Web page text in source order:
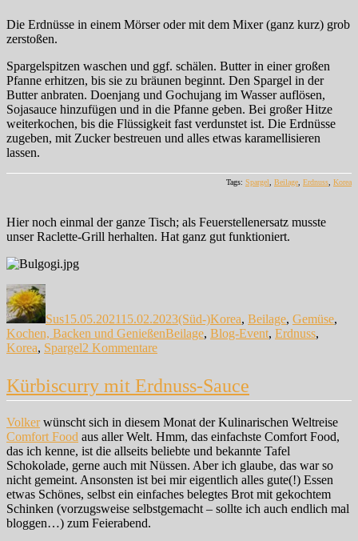
Die Erdnüsse in einem Mörser oder mit dem Mixer (ganz kurz) grob
zerstoßen.
Spargelspitzen waschen und ggf. schälen. Butter in einer großen
Pfanne erhitzen, bis sie zu bräunen beginnt. Den Spargel in der
Butter anbraten. Doenjang und Gochujang im Wasser auflösen,
Sojasauce hinzufügen und in die Pfanne geben. Bei großer Hitze
weiterkochen, bis die Flüssigkeit fast verdunstet ist. Die Erdnüsse
zugeben, mit Zucker bestreuen und alles etwas karamellisieren
lassen.
Tags: Spargel Beilage Erdnuss Korea
Hier noch einmal der ganze Tisch; als Feuerstellenersatz musste
unser Raclette-Grill herhalten. Hat ganz gut funktioniert.
Autor
Sus15.05.202115.02.2023(Süd-)Korea, Beilage, Gemüse,
Kochen, Backen und GenießenSchlagwörter
Beilage, Blog-Event, Erdnuss,
Korea, Spargel2 Kommentarezu
Spargel-
Banchan
mit
Erdnüssen
Kürbiscurry mit Erdnuss-Sauce
Volkerwünscht sich in diesem Monat der Kulinarischen Weltreise
Comfort Food aus aller Welt. Hmm, das einfachste Comfort Food,
das ich kenne, ist die allseits beliebte und bekannte Tafel
Schokolade, gerne auch mit Nüssen. Aber ich glaube, das war so
nicht gemeint. Ansonsten ist bei mir eigentlich alles gute(!) Essen
etwas Schönes, selbst ein einfaches belegtes Brot mit gekochtem
Schinken (vorzugsweise selbstgemacht – sollte ich auch endlich mal
bloggen…) zum Feierabend.